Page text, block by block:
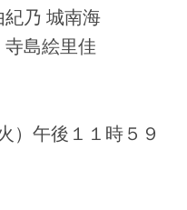
乃 城南海
寺島絵里佳
）午後１１時５９